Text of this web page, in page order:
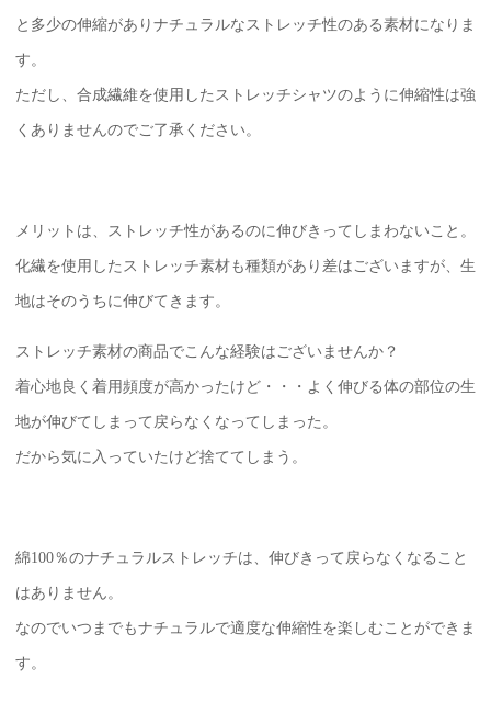
と多少の伸縮がありナチュラルなストレッチ性のある素材になりま
す。
ただし、合成繊維を使用したストレッチシャツのように伸縮性は強
くありませんのでご了承ください。
メリットは、ストレッチ性があるのに伸びきってしまわないこと。
化繊を使用したストレッチ素材も種類があり差はございますが、生
地はそのうちに伸びてきます。
ストレッチ素材の商品でこんな経験はございませんか？
着心地良く着用頻度が高かったけど・・・よく伸びる体の部位の生
地が伸びてしまって戻らなくなってしまった。
だから気に入っていたけど捨ててしまう。
綿100％のナチュラルストレッチは、伸びきって戻らなくなること
はありません。
なのでいつまでもナチュラルで適度な伸縮性を楽しむことができま
す。